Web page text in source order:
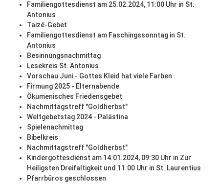
Familiengottesdienst am 25.02.2024, 11:00 Uhr in St.
Antonius
Taizé-Gebet
Familiengottesdienst am Faschingssonntag in St.
Antonius
Besinnungsnachmittag
Lesekreis St. Antonius
Vorschau Juni - Gottes Kleid hat viele Farben
Firmung 2025 - Elternabende
Ökumenisches Friedensgebet
Nachmittagstreff "Goldherbst"
Weltgebetstag 2024 - Palästina
Spielenachmittag
Bibelkreis
Nachmittagstreff "Goldherbst"
Kindergottesdienst am 14.01.2024, 09:30 Uhr in Zur
Heiligsten Dreifaltigkeit und 11:00 Uhr in St. Laurentius
Pfarrbüros geschlossen